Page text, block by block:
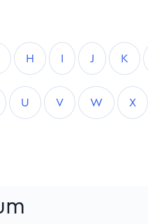
H I J K
U V W X